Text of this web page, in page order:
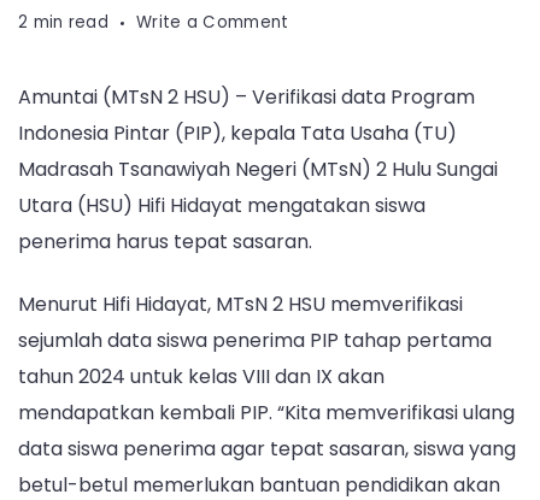
2 min read
Write a Comment
PIP,
Kepala
TU:
Siswa
Penerima
Harus
Sasaran
Amuntai (MTsN 2 HSU) – Verifikasi data Program
Indonesia Pintar (PIP), kepala Tata Usaha (TU)
Madrasah Tsanawiyah Negeri (MTsN) 2 Hulu Sungai
Utara (HSU) Hifi Hidayat mengatakan siswa
penerima harus tepat sasaran.
Menurut Hifi Hidayat, MTsN 2 HSU memverifikasi
sejumlah data siswa penerima PIP tahap pertama
tahun 2024 untuk kelas VIII dan IX akan
mendapatkan kembali PIP. “Kita memverifikasi ulang
data siswa penerima agar tepat sasaran, siswa yang
betul-betul memerlukan bantuan pendidikan akan